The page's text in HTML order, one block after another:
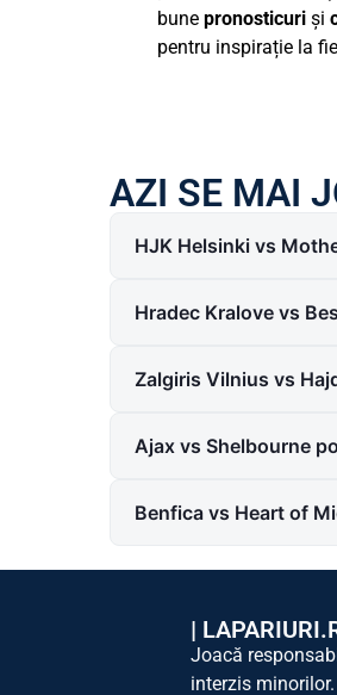
bune pronosticuri și
pentru inspirație la
AZI SE MAI
HJK Helsinki vs
Hradec Kralove vs
Zalgiris Vilnius vs
Ajax vs Shelbourne
Benfica vs Heart of
|
Joacă
interzis